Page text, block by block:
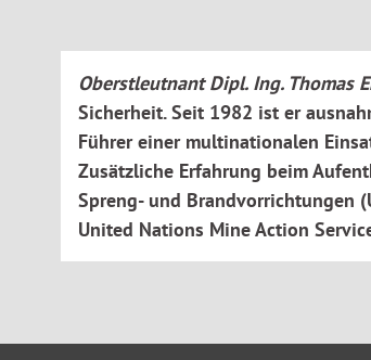
Oberstleutnant Dipl. Ing. Thomas
Sicherheit. Seit 1982 ist er
Führer einer multinationalen
Zusätzliche Erfahrung beim
Spreng- und Brandvorrichtungen
United Nations Mine Action